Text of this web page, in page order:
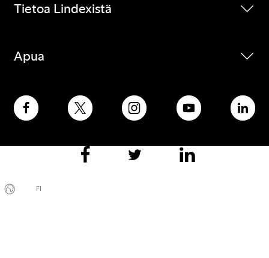
Tietoa Lindexistä
Apua
FI